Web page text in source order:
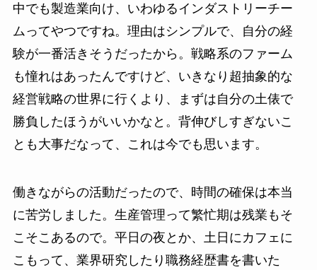
中でも製造業向け、いわゆるインダストリーチー
ムってやつですね。理由はシンプルで、自分の経
験が一番活きそうだったから。戦略系のファーム
も憧れはあったんですけど、いきなり超抽象的な
経営戦略の世界に行くより、まずは自分の土俵で
勝負したほうがいいかなと。背伸びしすぎないこ
とも大事だなって、これは今でも思います。
働きながらの活動だったので、時間の確保は本当
に苦労しました。生産管理って繁忙期は残業もそ
こそこあるので。平日の夜とか、土日にカフェに
こもって、業界研究したり職務経歴書を書いた